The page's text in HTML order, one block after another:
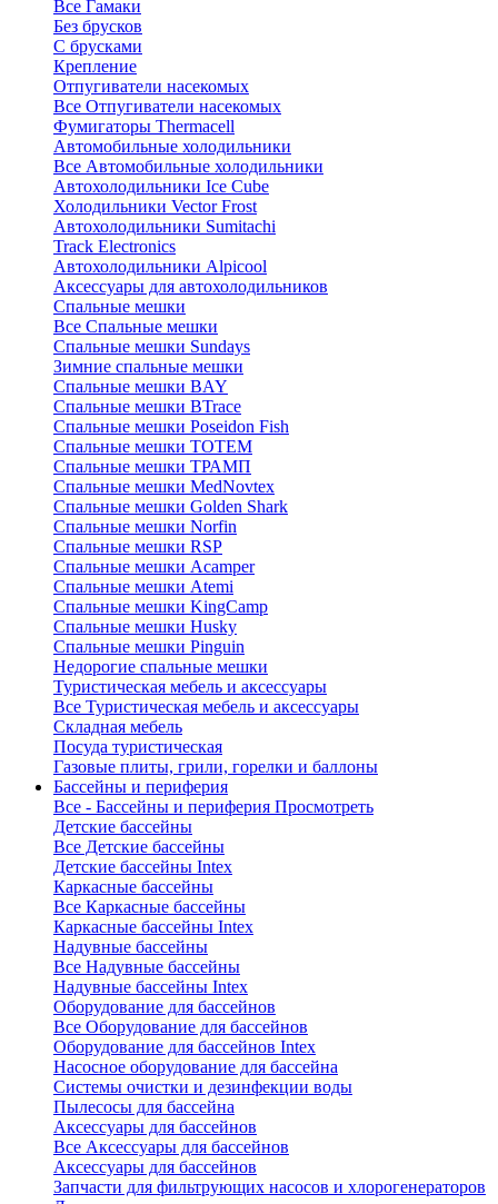
Все Гамаки
Без брусков
С брусками
Крепление
Отпугиватели насекомых
Все Отпугиватели насекомых
Фумигаторы Thermacell
Автомобильные холодильники
Все Автомобильные холодильники
Автохолодильники Ice Cube
Холодильники Vector Frost
Автохолодильники Sumitachi
Track Electronics
Автохолодильники Alpicool
Аксессуары для автохолодильников
Спальные мешки
Все Спальные мешки
Спальные мешки Sundays
Зимние спальные мешки
Спальные мешки BAY
Спальные мешки BTrace
Спальные мешки Poseidon Fish
Спальные мешки ТОТЕМ
Спальные мешки ТРАМП
Cпальные мешки MedNovtex
Спальные мешки Golden Shark
Спальные мешки Norfin
Спальные мешки RSP
Спальные мешки Acamper
Спальные мешки Atemi
Спальные мешки KingCamp
Спальные мешки Husky
Спальные мешки Pinguin
Недорогие спальные мешки
Туристическая мебель и аксессуары
Все Туристическая мебель и аксессуары
Складная мебель
Посуда туристическая
Газовые плиты, грили, горелки и баллоны
Бассейны и периферия
Все - Бассейны и периферия Просмотреть
Детские бассейны
Все Детские бассейны
Детские бассейны Intex
Каркасные бассейны
Все Каркасные бассейны
Каркасные бассейны Intex
Надувные бассейны
Все Надувные бассейны
Надувные бассейны Intex
Оборудование для бассейнов
Все Оборудование для бассейнов
Оборудование для бассейнов Intex
Насосное оборудование для бассейна
Системы очистки и дезинфекции воды
Пылесосы для бассейна
Аксессуары для бассейнов
Все Аксессуары для бассейнов
Аксессуары для бассейнов
Запчасти для фильтрующих насосов и хлорогенераторов